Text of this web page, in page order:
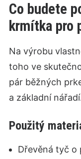
Co budete
krmítka pro
Na výrobu
toho ve
pár běžných
a základní
Použitý
Dřevěná tyč o